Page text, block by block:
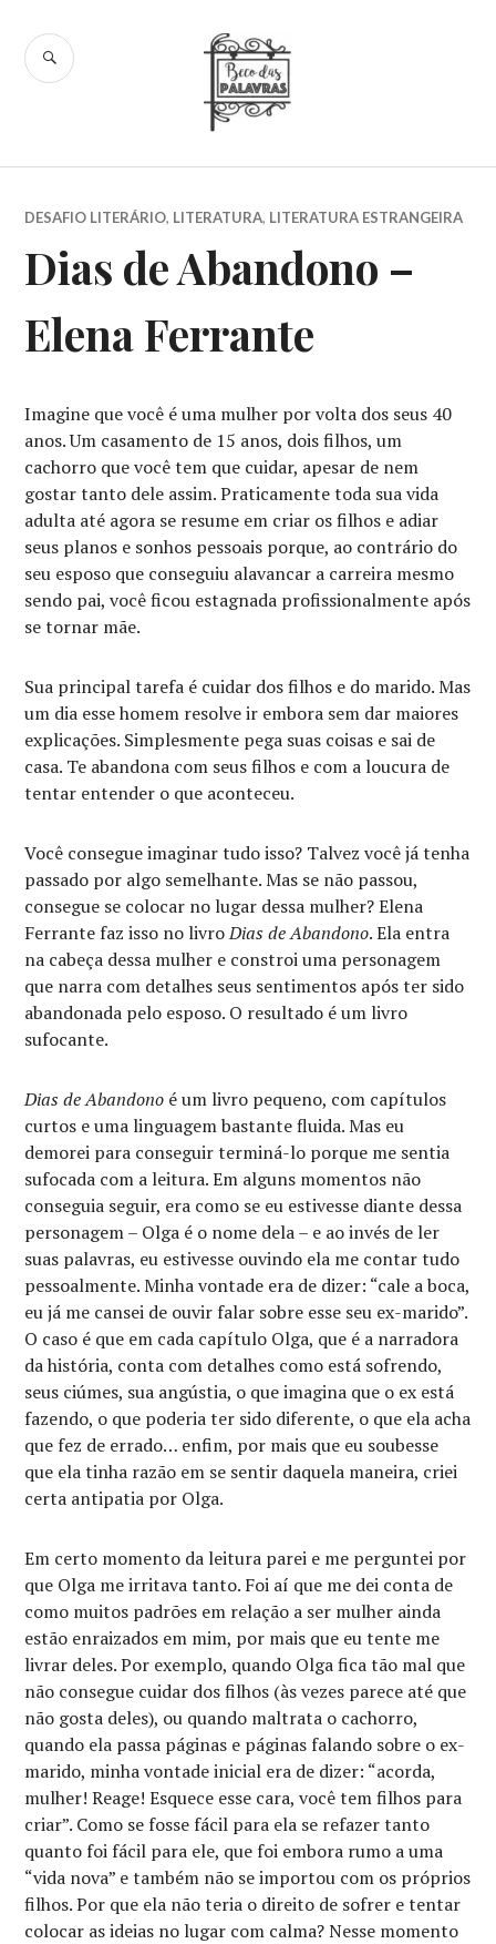
content
Beco das
Palavras
SEARCH
DESAFIO LITERÁRIO, LITERATURA, LITERATURA ESTRANGEIRA
Dias de Abandono –
Elena Ferrante
Imagine que você é uma mulher por volta dos seus 40
anos. Um casamento de 15 anos, dois filhos, um
cachorro que você tem que cuidar, apesar de nem
gostar tanto dele assim. Praticamente toda sua vida
adulta até agora se resume em criar os filhos e adiar
seus planos e sonhos pessoais porque, ao contrário do
seu esposo que conseguiu alavancar a carreira mesmo
sendo pai, você ficou estagnada profissionalmente após
se tornar mãe.
Sua principal tarefa é cuidar dos filhos e do marido. Mas
um dia esse homem resolve ir embora sem dar maiores
explicações. Simplesmente pega suas coisas e sai de
casa. Te abandona com seus filhos e com a loucura de
tentar entender o que aconteceu.
Você consegue imaginar tudo isso? Talvez você já tenha
passado por algo semelhante. Mas se não passou,
consegue se colocar no lugar dessa mulher? Elena
Ferrante faz isso no livroDias de Abandono. Ela entra
na cabeça dessa mulher e constroi uma personagem
que narra com detalhes seus sentimentos após ter sido
abandonada pelo esposo. O resultado é um livro
sufocante.
Dias de Abandono é um livro pequeno, com capítulos
curtos e uma linguagem bastante fluida. Mas eu
demorei para conseguir terminá-lo porque me sentia
sufocada com a leitura. Em alguns momentos não
conseguia seguir, era como se eu estivesse diante dessa
personagem – Olga é o nome dela – e ao invés de ler
suas palavras, eu estivesse ouvindo ela me contar tudo
pessoalmente. Minha vontade era de dizer: “cale a boca,
eu já me cansei de ouvir falar sobre esse seu ex-marido”.
O caso é que em cada capítulo Olga, que é a narradora
da história, conta com detalhes como está sofrendo,
seus ciúmes, sua angústia, o que imagina que o ex está
fazendo, o que poderia ter sido diferente, o que ela acha
que fez de errado… enfim, por mais que eu soubesse
que ela tinha razão em se sentir daquela maneira, criei
certa antipatia por Olga.
Em certo momento da leitura parei e me perguntei por
que Olga me irritava tanto. Foi aí que me dei conta de
como muitos padrões em relação a ser mulher ainda
estão enraizados em mim, por mais que eu tente me
livrar deles. Por exemplo, quando Olga fica tão mal que
não consegue cuidar dos filhos (às vezes parece até que
não gosta deles), ou quando maltrata o cachorro,
quando ela passa páginas e páginas falando sobre o ex-
marido, minha vontade inicial era de dizer: “acorda,
mulher! Reage! Esquece esse cara, você tem filhos para
criar”. Como se fosse fácil para ela se refazer tanto
quanto foi fácil para ele, que foi embora rumo a uma
“vida nova” e também não se importou com os próprios
filhos. Por que ela não teria o direito de sofrer e tentar
colocar as ideias no lugar com calma? Nesse momento